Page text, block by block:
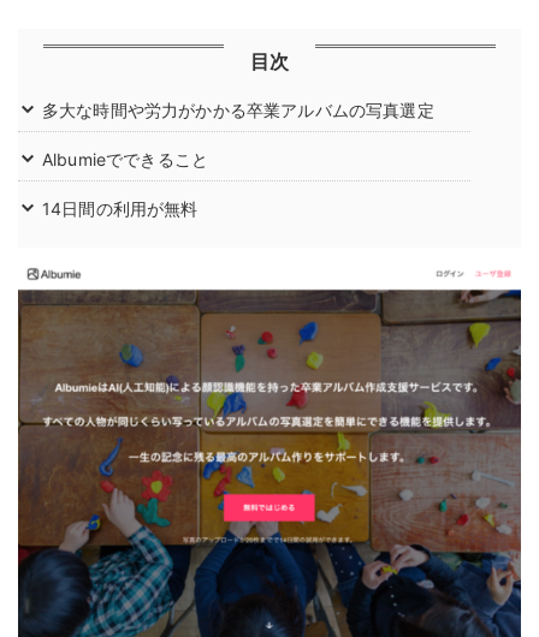
目次
多大な時間や労力がかかる卒業アルバムの写真選定
Albumieでできること
14日間の利用が無料